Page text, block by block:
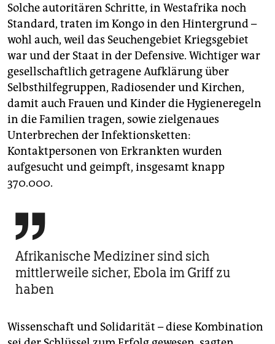
Solche autoritären Schritte, in Westafrika noch
Standard, traten im Kongo in den Hintergrund –
wohl auch, weil das Seuchengebiet Kriegsgebiet
war und der Staat in der Defensive. Wichtiger war
gesellschaftlich getragene Aufklärung über
Selbsthilfegruppen, Radiosender und Kirchen,
damit auch Frauen und Kinder die Hygiene­regeln
in die Familien tragen, sowie zielgenaues
Unterbrechen der Infektionsketten:
Kontaktpersonen von Erkrankten wurden
aufgesucht und geimpft, insgesamt knapp
370.000.

Afrikanische Mediziner sind sich
mittlerweile sicher, Ebola im Griff zu
haben
Wissenschaft und Solidarität – diese Kombination